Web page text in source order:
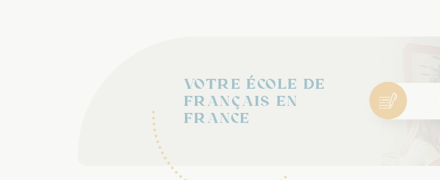
Votre école de
français en
France